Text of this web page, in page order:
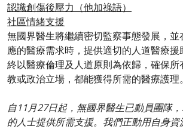
認識創傷後壓力（他加祿語）
社區情緒支援
無國界醫生將繼續密切監察事態發展，並
應的醫療需求時，提供適切的人道醫療
終以醫療倫理及人道原則為依歸，確保
教或政治立場，都能獲得所需的醫療護理
自11月27日起，無國界醫生已動員團隊
的人士提供所需支援。我們正動用自身